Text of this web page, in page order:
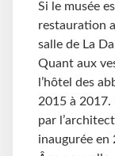
Si le musée
restauration
salle de La
Quant aux
l’hôtel des
2015 à 2017.
par
inaugurée